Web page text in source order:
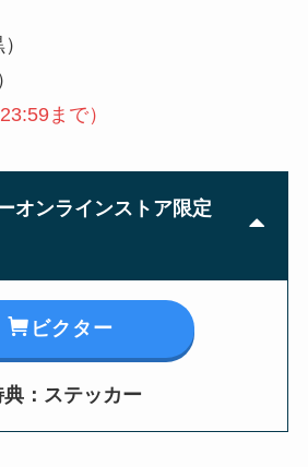
まで）
オンラインストア限定
ビクター
典：ステッカー